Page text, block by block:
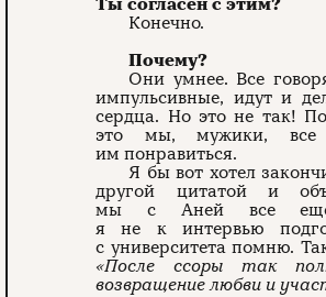
Конечно.
Почему?
Они умнее. Все
импульсивные, идут и
сердца. Но это не так!
это мы, мужики, все
им понравиться.
Я бы вот хотел
другой цитатой и
мы с Аней все
я не к интервью
с университета помню.
«После ссоры так
возвращение любви и